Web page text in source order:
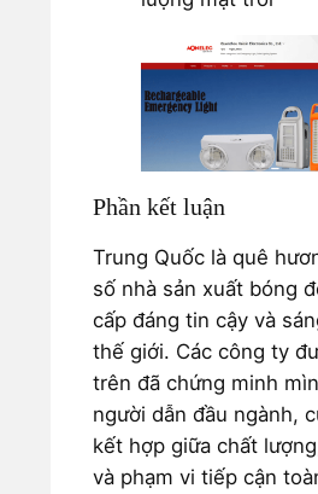
Phần kết luận
Trung Quốc là quê
số nhà sản xuất bóng
cấp đáng tin cậy và
thế giới. Các công ty
trên đã chứng minh
người dẫn đầu ngành,
kết hợp giữa chất
và phạm vi tiếp cận